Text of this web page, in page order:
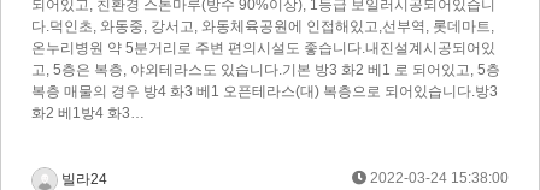
되어있고, 친환경 스톤마루(방수 90%이상), 1등급 보일러시공되어있습니
다.덕인초, 와동중, 강서고, 와동체육공원에 인접해있고,선부역, 롯데마트,
온누리병원 약 5분거리로 주변 편의시설도 좋습니다.​내진설계시공되어있
고, 5층은 복층, 야외테라스도 있습니다.​기본 방3 화2 베1 로 되어있고, 5층
복층 매물의 경우 방4 화3 베1 오픈테라스(대) 복층으로 되어있습니다.​방3
화2 베1방4 화3…
빌라24 2022-03-24 15:38:00